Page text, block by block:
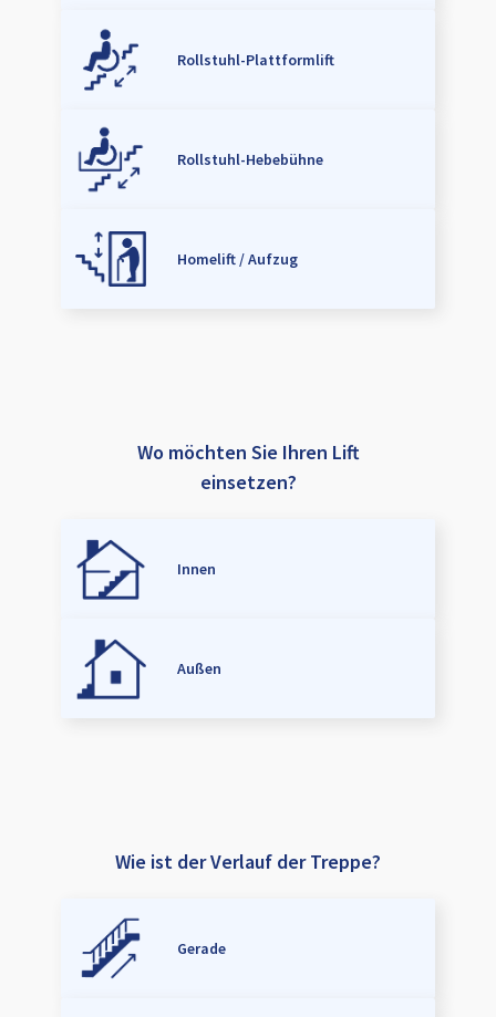
Rollstuhl-Plattformlift
Rollstuhl-Hebebühne
Homelift / Aufzug
Wo möchten Sie Ihren Lift
einsetzen?
Innen
Außen
Wie ist der Verlauf der Treppe?
Gerade